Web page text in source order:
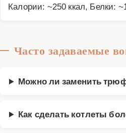
Калории: ~250 ккал, Белки:
Часто задаваемые
Можно ли заменить
Как сделать котлеты